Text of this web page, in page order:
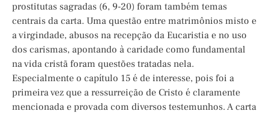
prostitutas sagradas (6, 9-20) foram também temas
centrais da carta. Uma questão entre matrimônios misto e
a virgindade, abusos na recepção da Eucaristia e no uso
dos carismas, apontando à caridade como fundamental
na vida cristã foram questões tratadas nela.
Especialmente o capítulo 15 é de interesse, pois foi a
primeira vez que a ressurreição de Cristo é claramente
mencionada e provada com diversos testemunhos. A carta